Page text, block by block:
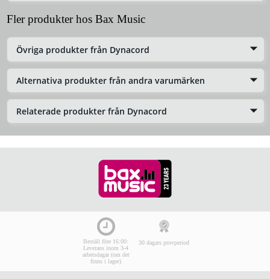
Fler produkter hos Bax Music
Övriga produkter från Dynacord
Alternativa produkter från andra varumärken
Relaterade produkter från Dynacord
Beställ före 16:00:
Leverans inom 3-4
arbetsdagar (om det
finns i lager)
30 dagars provperiod